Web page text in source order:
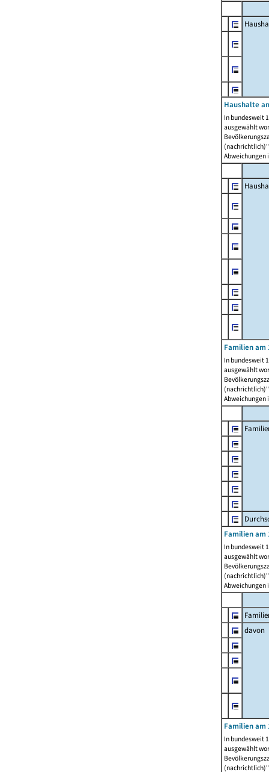
Haushalte
In bundesweit
ausgewählt
Abweichungen
Familien am
In bundesweit
ausgewählt
Abweichungen
Familien am
In bundesweit
ausgewählt
Abweichungen
davon
Familien am
In bundesweit
ausgewählt